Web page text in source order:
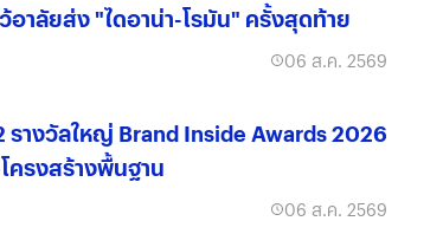
อาลัยส่ง "ไดอาน่า-โรมัน" ครั้งสุดท้าย
06 ส.ค. 2569
รางวัลใหญ่ Brand Inside Awards 2026
ครงสร้างพื้นฐาน
06 ส.ค. 2569